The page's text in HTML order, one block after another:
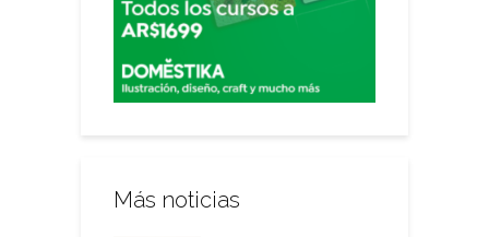
Más noticias